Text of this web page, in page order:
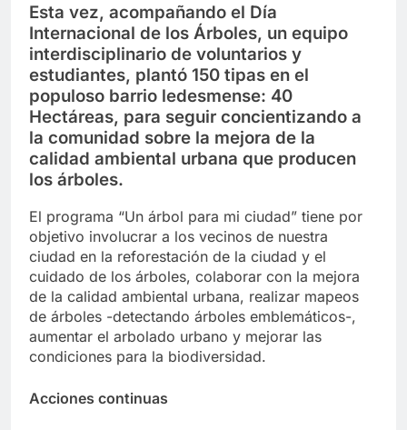
Esta vez, acompañando el Día
Internacional de los Árboles, un equipo
interdisciplinario de voluntarios y
estudiantes, plantó 150 tipas en el
populoso barrio ledesmense: 40
Hectáreas, para seguir concientizando a
la comunidad sobre la mejora de la
calidad ambiental urbana que producen
los árboles.
El programa “Un árbol para mi ciudad” tiene por
objetivo involucrar a los vecinos de nuestra
ciudad en la reforestación de la ciudad y el
cuidado de los árboles, colaborar con la mejora
de la calidad ambiental urbana, realizar mapeos
de árboles -detectando árboles emblemáticos-,
aumentar el arbolado urbano y mejorar las
condiciones para la biodiversidad.
Acciones continuas